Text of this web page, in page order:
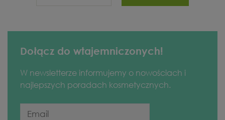
Dołącz do wtajemniczonych!
W newsletterze informujemy o nowościach i
najlepszych poradach kosmetycznych.